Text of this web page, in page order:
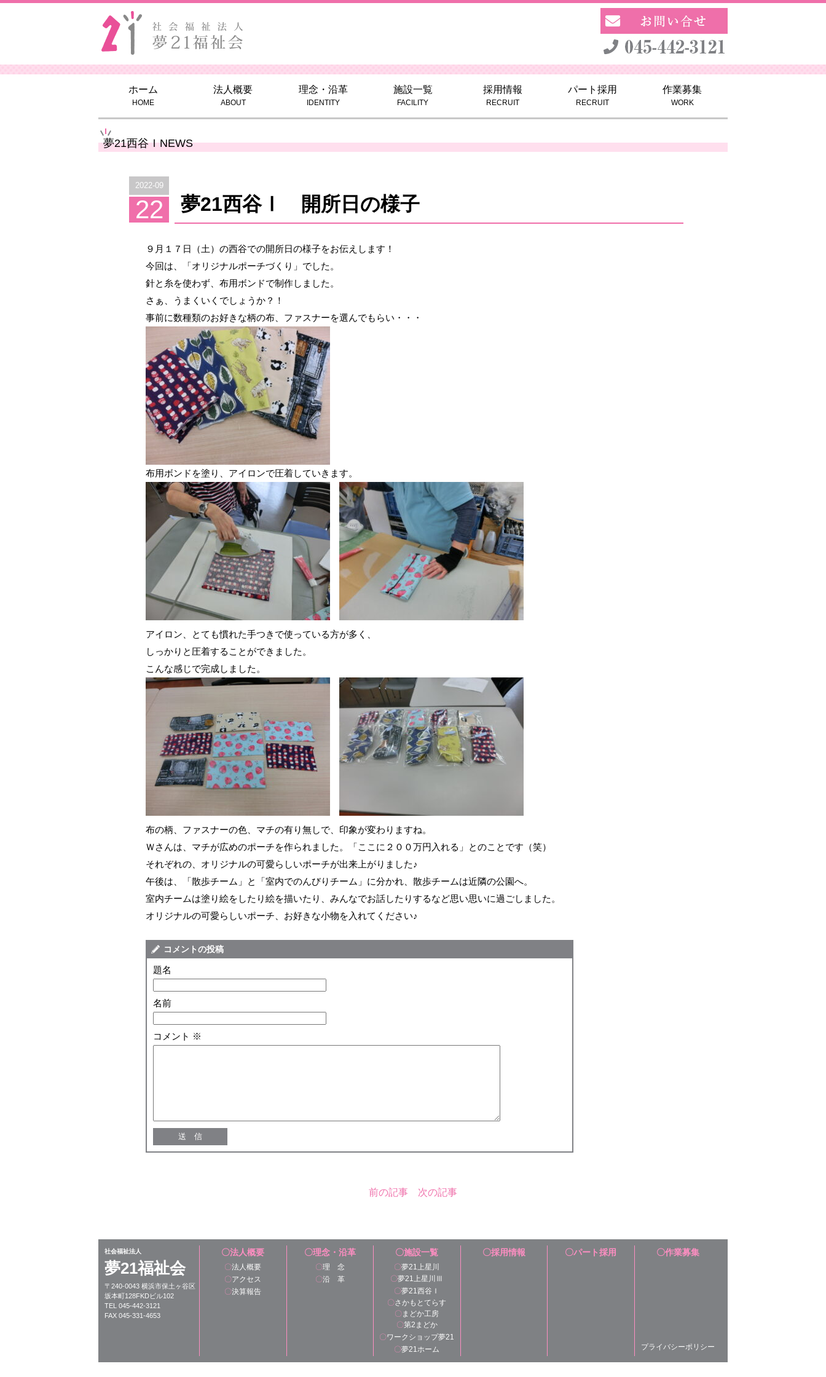
ホーム
HOME
法人概要
ABOUT
理念・沿革
IDENTITY
施設一覧
FACILITY
採用情報
RECRUIT
パート採用
RECRUIT
作業募集
WORK
夢21西谷ＩNEWS
2022-09
22 夢21西谷Ⅰ 開所日の様子
９月１７日（土）の西谷での開所日の様子をお伝えします！
今回は、「オリジナルポーチづくり」でした。
針と糸を使わず、布用ボンドで制作しました。
さぁ、うまくいくでしょうか？！
事前に数種類のお好きな柄の布、ファスナーを選んでもらい・・・
布用ボンドを塗り、アイロンで圧着していきます。
アイロン、とても慣れた手つきで使っている方が多く、
しっかりと圧着することができました。
こんな感じで完成しました。
布の柄、ファスナーの色、マチの有り無しで、印象が変わりますね。
Ｗさんは、マチが広めのポーチを作られました。「ここに２００万円入れる」とのことです（笑）
それぞれの、オリジナルの可愛らしいポーチが出来上がりました♪
午後は、「散歩チーム」と「室内でのんびりチーム」に分かれ、散歩チームは近隣の公園へ。
室内チームは塗り絵をしたり絵を描いたり、みんなでお話したりするなど思い思いに過ごしました。
オリジナルの可愛らしいポーチ、お好きな小物を入れてください♪
コメントの投稿
題名
名前
コメント ※
前の記事 次の記事
社会福祉法人
夢21福祉会
〒240-0043 横浜市保土ヶ谷区
坂本町128FKDビル102
TEL 045-442-3121
FAX 045-331-4653
〇法人概要
〇法人概要
〇アクセス
〇決算報告
〇理念・沿革
〇理 念
〇沿 革
〇施設一覧
〇夢21上星川
〇夢21上星川Ⅲ
〇夢21西谷Ｉ
〇さかもとてらす
〇まどか工房
〇第2まどか
〇ワークショップ夢21
〇夢21ホーム
〇採用情報 〇パート採用 〇作業募集
プライバシーポリシー